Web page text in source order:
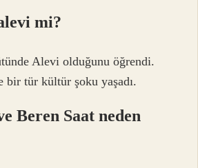
mi?
Alevi olduğunu öğrendi.
bir tür kültür şoku yaşadı.
Beren Saat neden